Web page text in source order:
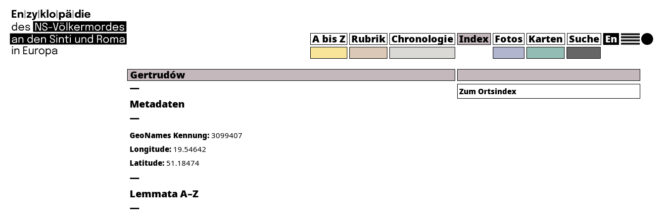
A bis Z Rubrik Chronologie Index Fotos Karten Suche En
Gertrudów
Metadaten
GeoNames Kennung: 3099407
Longitude: 19.54642
Latitude: 51.18474
Lemmata A–Z
Zum Ortsindex